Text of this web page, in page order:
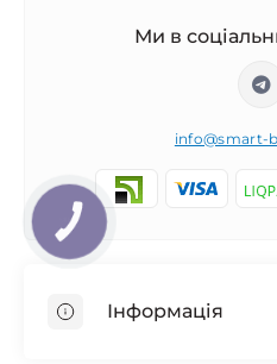
Ми в
info@smart-
Інформація
КНОПКА
ЗВ'ЯЗКУ